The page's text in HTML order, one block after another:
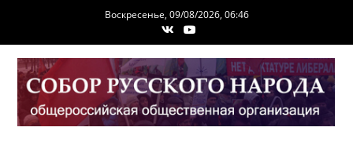
содержимому
Воскресенье, 09/08/2026, 06:46